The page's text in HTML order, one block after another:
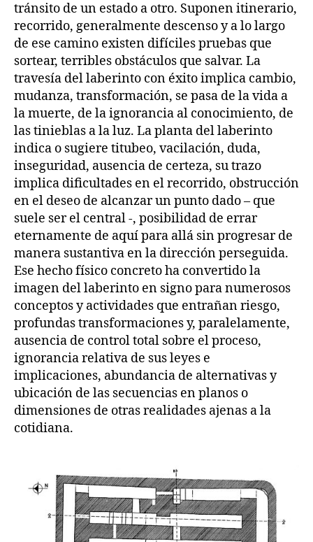
tránsito de un estado a otro. Suponen itinerario,
recorrido, generalmente descenso y a lo largo
de ese camino existen difíciles pruebas que
sortear, terribles obstáculos que salvar. La
travesía del laberinto con éxito implica cambio,
mudanza, transformación, se pasa de la vida a
la muerte, de la ignorancia al conocimiento, de
las tinieblas a la luz. La planta del laberinto
indica o sugiere titubeo, vacilación, duda,
inseguridad, ausencia de certeza, su trazo
implica dificultades en el recorrido, obstrucción
en el deseo de alcanzar un punto dado – que
suele ser el central -, posibilidad de errar
eternamente de aquí para allá sin progresar de
manera sustantiva en la dirección perseguida.
Ese hecho físico concreto ha convertido la
imagen del laberinto en signo para numerosos
conceptos y actividades que entrañan riesgo,
profundas transformaciones y, paralelamente,
ausencia de control total sobre el proceso,
ignorancia relativa de sus leyes e
implicaciones, abundancia de alternativas y
ubicación de las secuencias en planos o
dimensiones de otras realidades ajenas a la
cotidiana.